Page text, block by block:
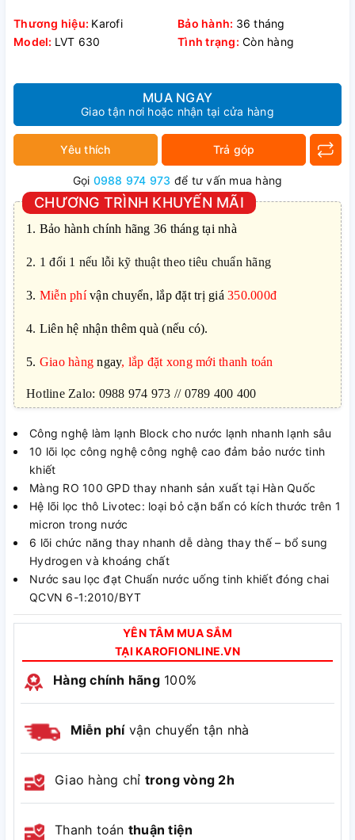
Thương hiệu: Karofi Bảo hành: 36 tháng
Model: LVT 630 Tình trạng: Còn hàng
MUA NGAY
Giao tận nơi hoặc nhận tại cửa hàng
Yêu thích Trả góp
Gọi 0988 974 973 để tư vấn mua hàng
CHƯƠNG TRÌNH KHUYẾN MÃI
1. Bảo hành chính hãng 36 tháng tại nhà
2. 1 đổi 1 nếu lỗi kỹ thuật theo tiêu chuẩn hãng
3. Miễn phívận chuyển, lắp đặt trị giá 350.000đ
4. Liên hệ nhận thêm quà (nếu có).
5. Giao hàng ngay, lắp đặt xong mới thanh toán
Hotline Zalo: 0988 974 973 // 0789 400 400
Công nghệ làm lạnh Block cho nước lạnh nhanh lạnh sâu
10 lõi lọc công nghệ công nghệ cao đảm bảo nước tinh
khiết
Màng RO 100 GPD thay nhanh sản xuất tại Hàn Quốc
Hệ lõi lọc thô Livotec: loại bỏ cặn bẩn có kích thước trên 1
micron trong nước
6 lõi chức năng thay nhanh dễ dàng thay thế – bổ sung
Hydrogen và khoáng chất
Nước sau lọc đạt Chuẩn nước uống tinh khiết đóng chai
QCVN 6-1:2010/BYT
YÊN TÂM MUA SẮM
TẠI KAROFIONLINE.VN
Hàng chính hãng100%
Miễn phívận chuyển tận nhà
Giao hàng chỉ trong vòng 2h
Thanh toán thuận tiện